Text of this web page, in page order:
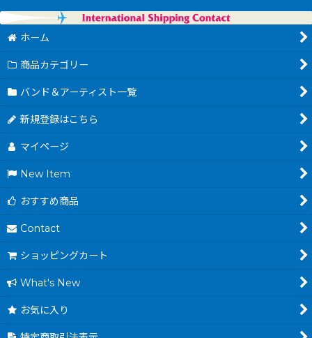
ホーム
商品カテゴリー
バンド＆アーティスト一覧
新規登録はこちら
マイページ
New Item
おすすめ商品
Contact
ショッピングカート
What's New
お気に入り